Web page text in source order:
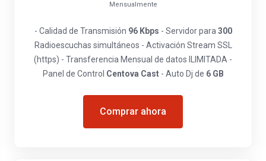
Mensualmente
- Calidad de Transmisión 96 Kbps - Servidor para 300
Radioescuchas simultáneos - Activación Stream SSL
(https) - Transferencia Mensual de datos ILIMITADA -
Panel de Control Centova Cast- Auto Dj de 6 GB
Comprar ahora